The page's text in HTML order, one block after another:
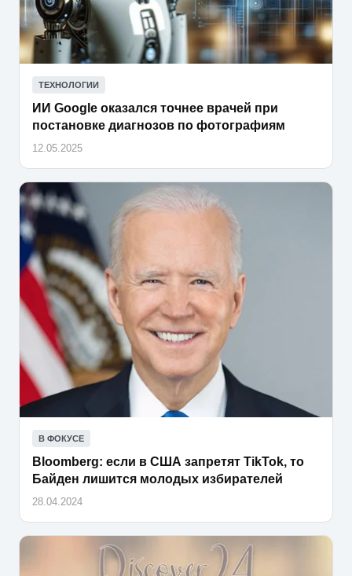
ТЕХНОЛОГИИ
ИИ Google оказался точнее врачей при
постановке диагнозов по фотографиям
12.05.2025
В ФОКУСЕ
Bloomberg: если в США запретят TikTok, то
Байден лишится молодых избирателей
28.04.2024